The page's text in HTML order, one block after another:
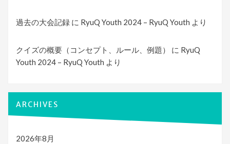
過去の大会記録 に RyuQ Youth 2024 – RyuQ Youth より
クイズの概要（コンセプト、ルール、例題） に RyuQ
Youth 2024 – RyuQ Youth より
ARCHIVES
2026年8月